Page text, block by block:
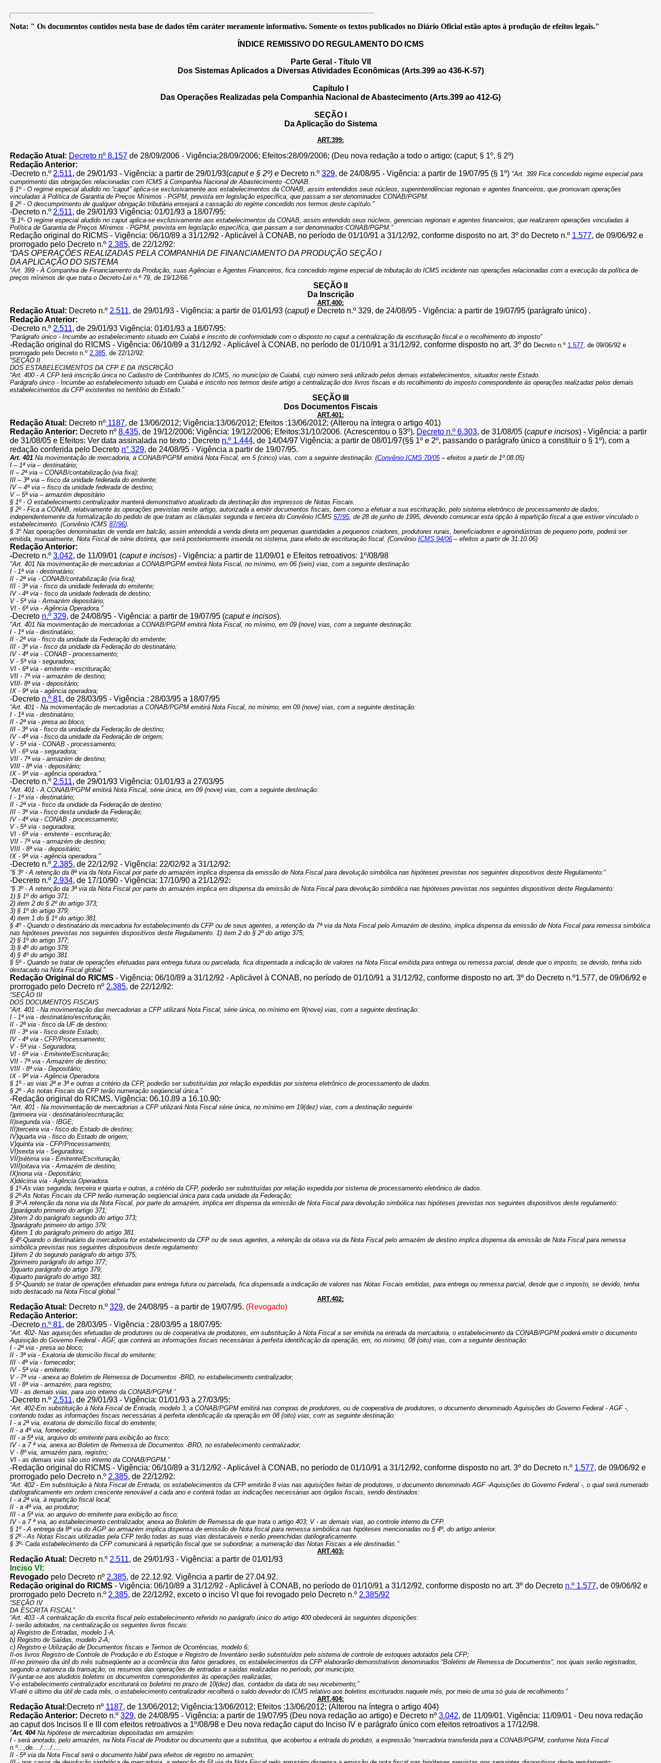
Nota: " Os documentos contidos nesta base de dados têm caráter meramente informativo. Somente os textos publicados no Diário Oficial estão aptos à produção de efeitos legais."
ÍNDICE REMISSIVO DO REGULAMENTO DO ICMS
Parte Geral - Título VII
Dos Sistemas Aplicados a Diversas Atividades Econômicas (Arts.399 ao 436-K-57)
Capítulo I
Das Operações Realizadas pela Companhia Nacional de Abastecimento (Arts.399 ao 412-G)
SEÇÃO I
Da Aplicação do Sistema
ART.399:
Redação Atual: Decreto nº 8.157 de 28/09/2006 - Vigência:28/09/2006; Efeitos:28/09/2006; (Deu nova redação a todo o artigo; (caput; § 1º, § 2º)
Redação Anterior:
-Decreto n.º 2.511, de 29/01/93 - Vigência: a partir de 29/01/93(caput e § 2º) e Decreto n.º 329, de 24/08/95 - Vigência: a partir de 19/07/95 (§ 1º) "Art. 399 Fica concedido regime especial para
cumprimento das obrigações relacionadas com ICMS à Companhia Nacional de Abastecimento -CONAB.
§ 1º - O regime especial aludido no “caput” aplica-se exclusivamente aos estabelecimentos da CONAB, assim entendidos seus núcleos, superintendências regionais e agentes financeiros, que promovam operações
vinculadas à Política de Garantia de Preços Mínimos - PGPM, prevista em legislação específica, que passam a ser denominados CONAB/PGPM.
§ 2º - O descumprimento de qualquer obrigação tributária ensejará a cassação do regime concedido nos termos deste capítulo."
-Decreto n.º 2.511, de 29/01/93 Vigência: 01/01/93 a 18/07/95:
“§ 1º- O regime especial aludido no caput aplica-se exclusivamente aos estabelecimentos da CONAB, assim entendido seus núcleos, gerenciais regionais e agentes financeiros, que realizarem operações vinculadas à
Política de Garantia de Preços Mínimos - PGPM, prevista em legislação específica, que passam a ser denominados CONAB/PGPM.”
Redação original do RICMS - Vigência: 06/10/89 a 31/12/92 - Aplicável à CONAB, no período de 01/10/91 a 31/12/92, conforme disposto no art. 3º do Decreto n.º 1.577, de 09/06/92 e
prorrogado pelo Decreto n.º 2.385, de 22/12/92:
“DAS OPERAÇÕES REALIZADAS PELA COMPANHIA DE FINANCIAMENTO DA PRODUÇÃO SEÇÃO I
DA APLICAÇÃO DO SISTEMA
“Art. 399 - À Companhia de Financiamento da Produção, suas Agências e Agentes Financeiros, fica concedido regime especial de tributação do ICMS incidente nas operações relacionadas com a execução da política de
preços mínimos de que trata o Decreto-Lei n.º 79, de 19/12/66.”
SEÇÃO II
Da Inscrição
ART.400:
Redação Atual: Decreto n.º 2.511, de 29/01/93 - Vigência: a partir de 01/01/93 (caput) e Decreto n.º 329, de 24/08/95 - Vigência: a partir de 19/07/95 (parágrafo único) .
Redação Anterior:
-Decreto n.º 2.511, de 29/01/93 Vigência: 01/01/93 a 18/07/95:
“Parágrafo único - Incumbe ao estabelecimento situado em Cuiabá e inscrito de conformidade com o disposto no caput a centralização da escrituração fiscal e o recolhimento do imposto”
-Redação original do RICMS - Vigência: 06/10/89 a 31/12/92 - Aplicável à CONAB, no período de 01/10/91 a 31/12/92, conforme disposto no art. 3º do Decreto n.º 1.577, de 09/06/92 e
prorrogado pelo Decreto n.º 2.385, de 22/12/92:
“SEÇÃO II
DOS ESTABELECIMENTOS DA CFP E DA INSCRIÇÃO
“Art. 400 - A CFP terá inscrição única no Cadastro de Contribuintes do ICMS, no município de Cuiabá, cujo número será utilizado pelos demais estabelecimentos, situados neste Estado.
Parágrafo único - Incumbe ao estabelecimento situado em Cuiabá e inscrito nos termos deste artigo a centralização dos livros fiscais e do recolhimento do imposto correspondente às operações realizadas pelos demais
estabelecimentos da CFP existentes no território do Estado.”
SEÇÃO III
Dos Documentos Fiscais
ART.401:
Redação Atual: Decreto nº 1187, de 13/06/2012; Vigência:13/06/2012; Efeitos :13/06/2012; (Alterou na íntegra o artigo 401)
Redação Anterior: Decreto nº 8.435, de 19/12/2006; Vigência: 19/12/2006; Efeitos:31/10/2006. (Acrescentou o §3º). Decreto n.º 6.303, de 31/08/05 (caput e incisos) - Vigência: a partir
de 31/08/05 e Efeitos: Ver data assinalada no texto ; Decreto n.º 1.444, de 14/04/97 Vigência: a partir de 08/01/97(§§ 1º e 2º, passando o parágrafo único a constituir o § 1º), com a
redação conferida pelo Decreto n° 329, de 24/08/95 - Vigência a partir de 19/07/95.
Art. 401 Na movimentação de mercadoria, a CONAB/PGPM emitirá Nota Fiscal, em 5 (cinco) vias, com a seguinte destinação: (Convênio ICMS 70/05– efeitos a partir de 1º.08.05)
I – 1ª via – destinatário;
II – 2ª via – CONAB/contabilização (via fixa);
III – 3ª via – fisco da unidade federada do emitente;
IV – 4ª via – fisco da unidade federada de destino;
V – 5ª via – armazém depositário
§ 1º - O estabelecimento centralizador manterá demonstrativo atualizado da destinação dos impressos de Notas Fiscais.
§ 2º - Fica a CONAB, relativamente às operações previstas neste artigo, autorizada a emitir documentos fiscais, bem como a efetuar a sua escrituração, pelo sistema eletrônico de processamento de dados,
independentemente da formalização do pedido de que tratam as cláusulas segunda e terceira do Convênio ICMS 57/95, de 28 de junho de 1995, devendo comunicar esta opção à repartição fiscal a que estiver vinculado o
estabelecimento. (Convênio ICMS 87/96).
§ 3° Nas operações denominadas de venda em balcão, assim entendida a venda direta em pequenas quantidades a pequenos criadores, produtores rurais, beneficiadores e agroindústrias de pequeno porte, poderá ser
emitida, manualmente, Nota Fiscal de série distinta, que será posteriormente inserida no sistema, para efeito de escrituração fiscal. (Convênio ICMS 94/06 – efeitos a partir de 31.10.06)
Redação Anterior:
-Decreto n.º 3.042, de 11/09/01 (caput e incisos) - Vigência: a partir de 11/09/01 e Efeitos retroativos: 1º/08/98
"Art. 401 Na movimentação de mercadorias a CONAB/PGPM emitirá Nota Fiscal, no mínimo, em 06 (seis) vias, com a seguinte destinação:
I - 1ª via - destinatário;
II - 2ª via - CONAB/contabilização (via fixa);
III - 3ª via - fisco da unidade federada do emitente;
IV - 4ª via - fisco da unidade federada de destino;
V - 5ª via - Armazém depositário;
VI - 6ª via - Agência Operadora."
-Decreto n.º 329, de 24/08/95 - Vigência: a partir de 19/07/95 (caput e incisos).
"Art. 401 Na movimentação de mercadorias a CONAB/PGPM emitirá Nota Fiscal, no mínimo, em 09 (nove) vias, com a seguinte destinação:
I - 1ª via - destinatário;
II - 2ª via - fisco da unidade da Federação do emitente;
III - 3ª via - fisco da unidade da Federação do destinatário;
IV - 4ª via - CONAB - processamento;
V - 5ª via - seguradora;
VI - 6ª via - emitente - escrituração;
VII - 7ª via - armazém de destino;
VIII- 8ª via - depositário;
IX - 9ª via - agência operadora;
-Decreto n.º 81, de 28/03/95 - Vigência : 28/03/95 a 18/07/95
“Art. 401 - Na movimentação de mercadorias a CONAB/PGPM emitirá Nota Fiscal, no mínimo, em 09 (nove) vias, com a seguinte destinação:
I - 1ª via - destinatário;
II - 2ª via - presa ao bloco;
III - 3ª via - fisco da unidade da Federação de destino;
IV - 4ª via - fisco da unidade da Federação de origem;
V - 5ª via - CONAB - processamento;
VI - 6ª via - seguradora;
VII - 7ª via - armazém de destino;
VIII - 8ª via - depositário;
IX - 9ª via - agência operadora.”
-Decreto n.º 2.511, de 29/01/93 Vigência: 01/01/93 a 27/03/95
“Art. 401 - A CONAB/PGPM emitirá Nota Fiscal, série única, em 09 (nove) vias, com a seguinte destinação:
I - 1ª via - destinatário;
II - 2ª via - fisco da unidade da Federação de destino;
III - 3ª via - fisco desta unidade da Federação;
IV - 4ª via - CONAB - processamento;
V - 5ª via - seguradora;
VI - 6ª via - emitente - escrituração;
VII - 7ª via - armazém de destino;
VIII - 8ª via - depositário;
IX - 9ª via - agência operadora.”
-Decreto n.º 2.385, de 22/12/92 - Vigência: 22/02/92 a 31/12/92:
“§ 3º - A retenção da 8ª via da Nota Fiscal por parte do armazém implica dispensa da emissão de Nota Fiscal para devolução simbólica nas hipóteses previstas nos seguintes dispositivos deste Regulamento:”
-Decreto n.º 2.934, de 17/10/90 - Vigência: 17/10/90 a 21/12/92:
“§ 3º - A retenção da 3ª via da Nota Fiscal por parte do armazém implica em dispensa da emissão de Nota Fiscal para devolução simbólica nas hipóteses previstas nos seguintes dispositivos deste Regulamento:
1) § 1º do artigo 371;
2) item 2 do § 2º do artigo 373;
3) § 1º do artigo 379;
4) item 1 do § 1º do artigo 381.
§ 4º - Quando o destinatário da mercadoria for estabelecimento da CFP ou de seus agentes, a retenção da 7ª via da Nota Fiscal pelo Armazém de destino, implica dispensa da emissão de Nota Fiscal para remessa simbólica
nas hipóteses previstas nos seguintes dispositivos deste Regulamento. 1) item 2 do § 2º do artigo 375;
2) § 1º do artigo 377;
3) § 4º do artigo 379;
4) § 4º do artigo 381.
§ 5º - Quando se tratar de operações efetuadas para entrega futura ou parcelada, fica dispensada a indicação de valores na Nota Fiscal emitida para entrega ou remessa parcial, desde que o imposto, se devido, tenha sido
destacado na Nota Fiscal global.”
Redação Original do RICMS - Vigência: 06/10/89 a 31/12/92 - Aplicável à CONAB, no período de 01/10/91 a 31/12/92, conforme disposto no art. 3º do Decreto n.º1.577, de 09/06/92 e
prorrogado pelo Decreto nº 2.385, de 22/12/92:
“SEÇÃO III
DOS DOCUMENTOS FISCAIS
“Art. 401 - Na movimentação das mercadorias a CFP utilizará Nota Fiscal, série única, no mínimo em 9(nove) vias, com a seguinte destinação:
I - 1ª via - destinatário/escrituração;
II - 2ª via - fisco da UF de destino;
III - 3ª via - fisco deste Estado;
IV - 4ª via - CFP/Processamento;
V - 5ª via - Seguradora;
VI - 6ª via - Emitente/Escrituração;
VII - 7ª via - Armazém de destino;
VIII - 8ª via - Depositário;
IX - 9ª via - Agência Operadora.
§ 1º - as vias 2ª e 3ª e outras a critério da CFP, poderão ser substituídas por relação expedidas por sistema eletrônico de processamento de dados.
§ 2º - As notas Fiscais da CFP terão numeração seqüencial única.”
-Redação original do RICMS. Vigência: 06.10.89 a 16.10.90:
"Art. 401 - Na movimentação de mercadorias a CFP utilizará Nota Fiscal série única, no mínimo em 19(dez) vias, com a destinação seguinte:
I)primeira via - destinatário/escrituração;
II)segunda via - IBGE;
III)terceira via - fisco do Estado de destino;
IV)quarta via - fisco do Estado de origem;
V)quinta via - CFP/Processamento;
VI)sexta via - Seguradora;
VII)sétima via - Emitente/Escrituração;
VIII)oitava via - Armazém de destino;
IX)nona via - Depositário;
X)décima via - Agência Operadora.
§ 1º-As vias segunda, terceira e quarta e outras, a critério da CFP, poderão ser substituídas por relação expedida por sistema de processamento eletrônico de dados.
§ 2º-As Notas Fiscais da CFP terão numeração seqüencial única para cada unidade da Federação;
§ 3º-A retenção da nona via da Nota Fiscal, por parte do armazém, implica em dispensa da emissão de Nota Fiscal para devolução simbólica nas hipóteses previstas nos seguintes dispositivos deste regulamento:
1)parágrafo primeiro do artigo 371;
2)item 2 do parágrafo segundo do artigo 373;
3)parágrafo primeiro do artigo 379;
4)item 1 do parágrafo primeiro do artigo 381.
§ 4º-Quando o destinatário da mercadoria for estabelecimento da CFP ou de seus agentes, a retenção da oitava via da Nota Fiscal pelo armazém de destino implica dispensa da emissão de Nota Fiscal para remessa
simbólica previstas nos seguintes dispositivos deste regulamento:
1)item 2 do segundo parágrafo do artigo 375;
2)primeiro parágrafo do artigo 377;
3)quarto parágrafo do artigo 379;
4)quarto parágrafo do artigo 381.
§ 5º-Quando se tratar de operações efetuadas para entrega futura ou parcelada, fica dispensada a indicação de valores nas Notas Fiscais emitidas, para entrega ou remessa parcial, desde que o imposto, se devido, tenha
sido destacado na Nota Fiscal global."
ART.402:
Redação Atual: Decreto n.º 329, de 24/08/95 - a partir de 19/07/95. (Revogado)
Redação Anterior:
-Decreto n.º 81, de 28/03/95 - Vigência : 28/03/95 a 18/07/95:
“Art. 402- Nas aquisições efetuadas de produtores ou de cooperativa de produtores, em substituição à Nota Fiscal a ser emitida na entrada da mercadoria, o estabelecimento da CONAB/PGPM poderá emitir o documento
Aquisição do Governo Federal - AGF, que conterá as informações fiscais necessárias à perfeita identificação da operação, em, no mínimo, 08 (oito) vias, com a seguinte destinação:
I - 2ª via - presa ao bloco;
II - 3ª via - Exatoria de domicílio fiscal do emitente;
III - 4ª via - fornecedor;
IV - 5ª via - emitente;
V - 7ª via - anexa ao Boletim de Remessa de Documentos -BRD, no estabelecimento centralizador;
VI - 8ª via - armazém, para registro;
VII - as demais vias, para uso interno da CONAB/PGPM.”
-Decreto n.º 2.511, de 29/01/93 - Vigência: 01/01/93 a 27/03/95:
“Art. 402-Em substituição à Nota Fiscal de Entrada, modelo 3, a CONAB/PGPM emitirá nas compras de produtores, ou de cooperativa de produtores, o documento denominado Aquisições do Governo Federal - AGF -,
contendo todas as informações fiscais necessárias à perfeita identificação da operação em 08 (oito) vias, com as seguinte destinação:
I - a 2ª via, exatoria de domicílio fiscal do emitente;
II - a 4ª via, fornecedor;
III - a 5ª via, arquivo do emitente para exibição ao fisco;
IV - a 7 ª via, anexa ao Boletim de Remessa de Documentos -BRD, no estabelecimento centralizador;
V - 8º via, armazém para, registro;
VI - as demais vias são uso interno da CONAB/PGPM.”
-Redação original do RICMS - Vigência: 06/10/89 a 31/12/92 - Aplicável à CONAB, no período de 01/10/91 a 31/12/92, conforme disposto no art. 3º do Decreto n.º 1.577, de 09/06/92 e
prorrogado pelo Decreto n.º 2.385, de 22/12/92:
“Art. 402 - Em substituição à Nota Fiscal de Entrada, os estabelecimentos da CFP emitirão 8 vias nas aquisições feitas de produtores, o documento denominado AGF -Aquisições do Governo Federal -, o qual será numerado
datilograficamente em ordem crescente renovável a cada ano e conterá todas as indicações necessárias aos órgãos fiscais, sendo destinados:
I - a 2ª via, à repartição fiscal local;
II - a 4ª via, ao produtor;
III - a 5ª via, ao arquivo do emitente para exibição ao fisco;
IV - a 7 ª via, ao estabelecimento centralizador, anexa ao Boletim de Remessa de que trata o artigo 403; V - as demais vias, ao controle interno da CFP.
§ 1º - A entrega da 8ª via do AGP ao armazém implica dispensa de emissão de Nota fiscal para remessa simbólica nas hipóteses mencionadas no § 4º, do artigo anterior.
§ 2º - As Notas Fiscais utilizadas pela CFP terão todas as suas vias destacáveis e serão preenchidas datilograficamente.
§ 3º- Cada estabelecimento da CFP comunicará à repartição fiscal que se subordinar, a numeração das Notas Fiscais a ele destinadas.”
ART.403:
Redação Atual: Decreto n.º 2.511, de 29/01/93 - Vigência: a partir de 01/01/93
Inciso VI:
Revogado pelo Decreto nº 2.385, de 22.12.92. Vigência a partir de 27.04.92.
Redação original do RICMS - Vigência: 06/10/89 a 31/12/92 - Aplicável à CONAB, no período de 01/10/91 a 31/12/92, conforme disposto no art. 3º do Decreto n.º 1.577, de 09/06/92 e
prorrogado pelo Decreto n.º 2.385, de 22/12/92, exceto o inciso VI que foi revogado pelo Decreto n.º 2.385/92
“SEÇÃO IV
DA ESCRITA FISCAL”
“Art. 403 - A centralização da escrita fiscal pelo estabelecimento referido no parágrafo único do artigo 400 obedecerá às seguintes disposições:
I- serão adotados, na centralização os seguintes livros fiscais:
a) Registro de Entradas, modelo 1-A;
b) Registro de Saídas, modelo 2-A;
c) Registro e Utilização de Documentos fiscais e Termos de Ocorrências, modelo 6;
II-os livros Registro de Controle de Produção e do Estoque e Registro de Inventário serão substituídos pelo sistema de controle de estoques adotados pela CFP;
III-no primeiro dia útil do mês subseqüente ao a ocorrência dos fatos geradores, os estabelecimentos da CFP elaborarão demonstrativos denominados “Boletins de Remessa de Documentos”, nos quais serão registrados,
segundo a natureza da transação, os resumos das operações de entradas e saídas realizadas no período, por município;
IV-juntar-se aos aludidos boletins os documentos correspondentes às operações realizadas;
V-o estabelecimento centralizador escriturará os boletins no prazo de 10(dez) dias, contados da data do seu recebimento;”
VI-até o último dia útil de cada mês, o estabelecimento centralizador recolherá o saldo devedor do ICMS relativo aos boletins escriturados naquele mês, por meio de uma só guia de recolhimento.”
ART.404:
Redação Atual:Decreto nº 1187, de 13/06/2012; Vigência:13/06/2012; Efeitos :13/06/2012; (Alterou na íntegra o artigo 404)
Redação Anterior: Decreto n.º 329, de 24/08/95 - Vigência: a partir de 19/07/95 (Deu nova redação ao artigo) e Decreto nº 3.042, de 11/09/01. Vigência: 11/09/01 - Deu nova redação
ao caput dos Incisos II e III com efeitos retroativos a 1º/08/98 e Deu nova redação caput do Inciso IV e parágrafo único com efeitos retroativos a 17/12/98.
"Art. 404 Na hipótese de mercadorias depositadas em armazém:
I - será anotado, pelo armazém, na Nota Fiscal de Produtor ou documento que a substitua, que acobertou a entrada do produto, a expressão “mercadoria transferida para a CONAB/PGPM, conforme Nota Fiscal
n.º...,de..../..../.....
II - 5ª via da Nota Fiscal será o documento hábil para efeitos de registro no armazém;